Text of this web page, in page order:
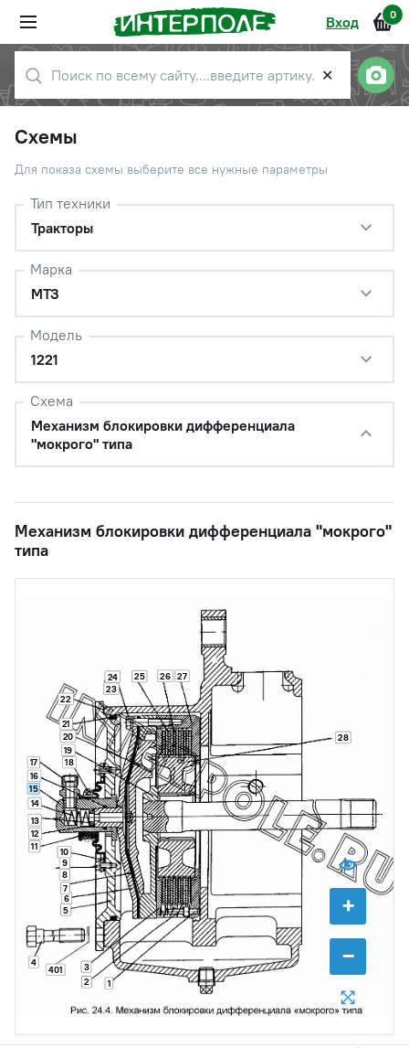
Вход 0
✕
Схемы
Для показа схемы выберите все нужные параметры
Тип техники
Тракторы
Марка
МТЗ
Модель
1221
Схема
Механизм блокировки дифференциала
"мокрого" типа
Механизм блокировки дифференциала "мокрого"
типа
+
−
1
2
3
4
5
6
7
8
9
10
11
12
13
14
15
16
17 18
19
20
21
22
23
24 25 26 27
28
401